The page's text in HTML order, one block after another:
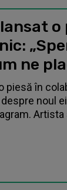
o
ne
piesă în
noul